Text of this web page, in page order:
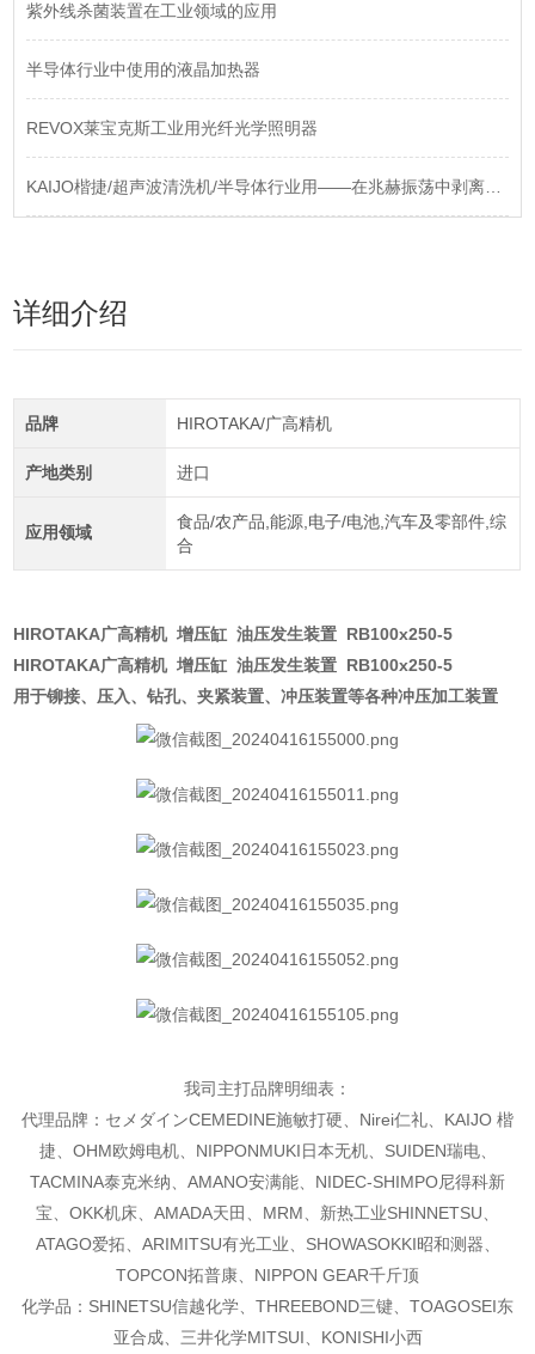
紫外线杀菌装置在工业领域的应用
半导体行业中使用的液晶加热器
REVOX莱宝克斯工业用光纤光学照明器
KAIJO楷捷/超声波清洗机/半导体行业用——在兆赫振荡中剥离纳米级污染“幽灵“
详细介绍
品牌 HIROTAKA/广高精机
产地类别 进口
应用领域
食品/农产品,能源,电子/电池,汽车及零部件,综
合
HIROTAKA广高精机 增压缸 油压发生装置 RB100x250-5
HIROTAKA广高精机 增压缸 油压发生装置 RB100x250-5
用于铆接、压入、钻孔、夹紧装置、冲压装置等各种冲压加工装置
我司主打品牌明细表：
代理品牌：セメダインCEMEDINE施敏打硬、Nirei仁礼、KAIJO 楷
捷、OHM欧姆电机、 NIPPONMUKI日本无机、SUIDEN瑞电、
TACMINA泰克米纳、AMANO安满能、NIDEC-SHIMPO尼得科新
宝、OKK机床、AMADA天田、MRM、新热工业SHINNETSU、
ATAGO爱拓、ARIMITSU有光工业、 SHOWASOKKI昭和测器、
TOPCON拓普康、NIPPON GEAR千斤顶
化学品：SHINETSU信越化学、THREEBOND三键、TOAGOSEI东
亚合成、三井化学MITSUI、KONISHI小西